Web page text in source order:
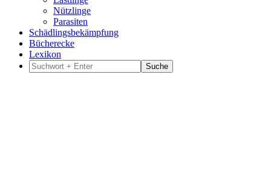
Nützlinge
Parasiten
Schädlingsbekämpfung
Bücherecke
Lexikon
Suchwort
+